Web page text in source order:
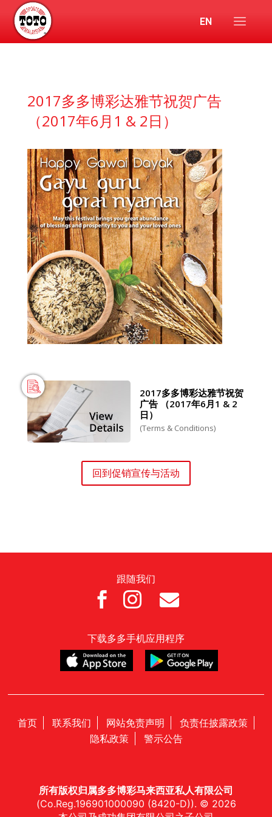
EN
2017多多博彩达雅节祝贺广告
（2017年6月1 & 2日）
2017多多博彩达雅节祝贺
广告 （2017年6月1 & 2
日）
(Terms & Conditions)
回到促销宣传与活动
跟随我们
  
下载多多手机应用程序
首页 联系我们 网站免责声明
负责任披露政策
隐私政策
警示公告
所有版权归属多多博彩马来西亚私人有限公司
(Co.Reg.196901000090 (8420-D)). © 2026